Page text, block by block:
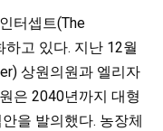
터셉트(The
고 있다. 지난 12월
상원의원과 엘리자
은 2040년까지 대형
을 발의했다. 농장체